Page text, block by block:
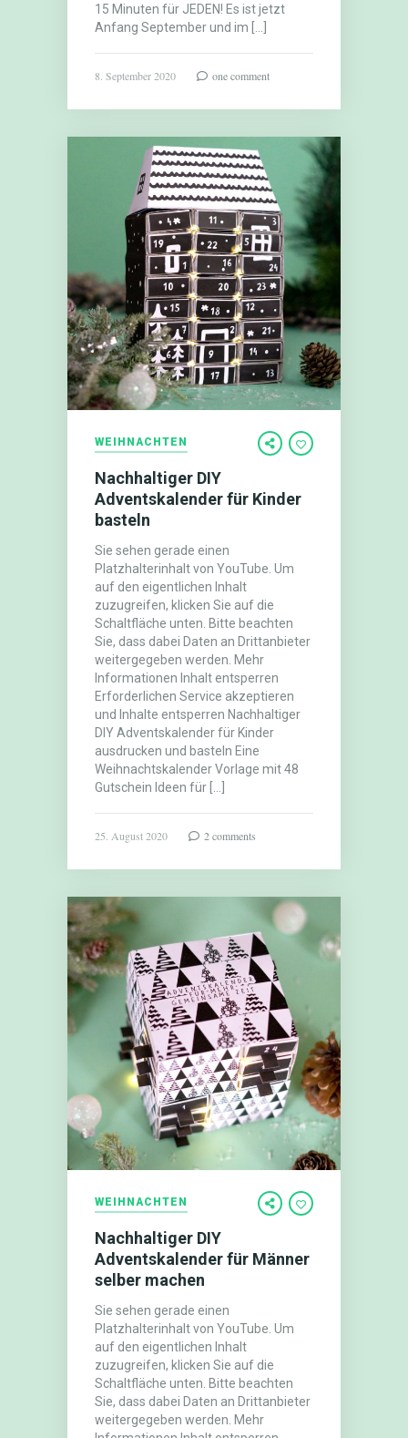
15 Minuten für JEDEN! Es ist jetzt
Anfang September und im […]
8. September 2020 one comment
WEIHNACHTEN
Nachhaltiger DIY
Adventskalender für Kinder
basteln
Sie sehen gerade einen
Platzhalterinhalt von YouTube. Um
auf den eigentlichen Inhalt
zuzugreifen, klicken Sie auf die
Schaltfläche unten. Bitte beachten
Sie, dass dabei Daten an Drittanbieter
weitergegeben werden. Mehr
Informationen Inhalt entsperren
Erforderlichen Service akzeptieren
und Inhalte entsperren Nachhaltiger
DIY Adventskalender für Kinder
ausdrucken und basteln Eine
Weihnachtskalender Vorlage mit 48
Gutschein Ideen für […]
25. August 2020 2 comments
WEIHNACHTEN
Nachhaltiger DIY
Adventskalender für Männer
selber machen
Sie sehen gerade einen
Platzhalterinhalt von YouTube. Um
auf den eigentlichen Inhalt
zuzugreifen, klicken Sie auf die
Schaltfläche unten. Bitte beachten
Sie, dass dabei Daten an Drittanbieter
weitergegeben werden. Mehr